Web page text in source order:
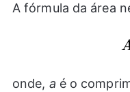
A fórmula da área
onde, a é o